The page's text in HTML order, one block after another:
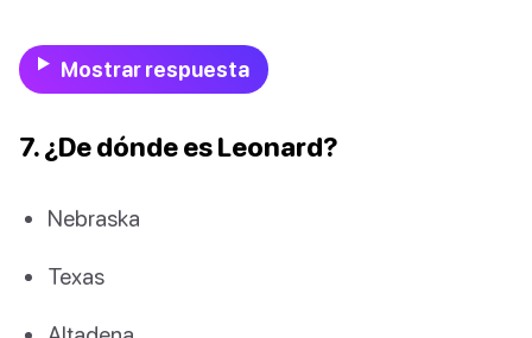
Mostrar respuesta
7. ¿De dónde es Leonard?
Nebraska
Texas